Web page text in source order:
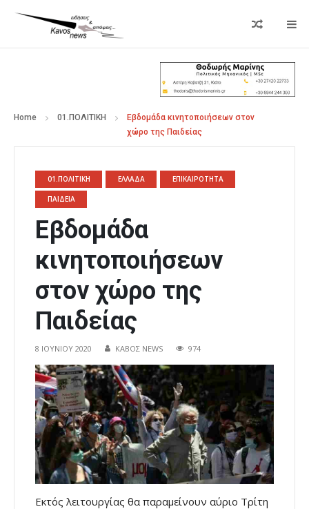
Home 01.ΠΟΛΙΤΙΚΗ
Εβδομάδα κινητοποιήσεων στον
χώρο της Παιδείας
01.ΠΟΛΙΤΙΚΗ ΕΛΛΑΔΑ ΕΠΙΚΑΙΡΟΤΗΤΑ
ΠΑΙΔΕΙΑ
Εβδομάδα
κινητοποιήσεων
στον χώρο της
Παιδείας
8 ΙΟΥΝΊΟΥ 2020 ΚΑΒΟΣ NEWS 974
Εκτός λειτουργίας θα παραμείνουν αύριο Τρίτη